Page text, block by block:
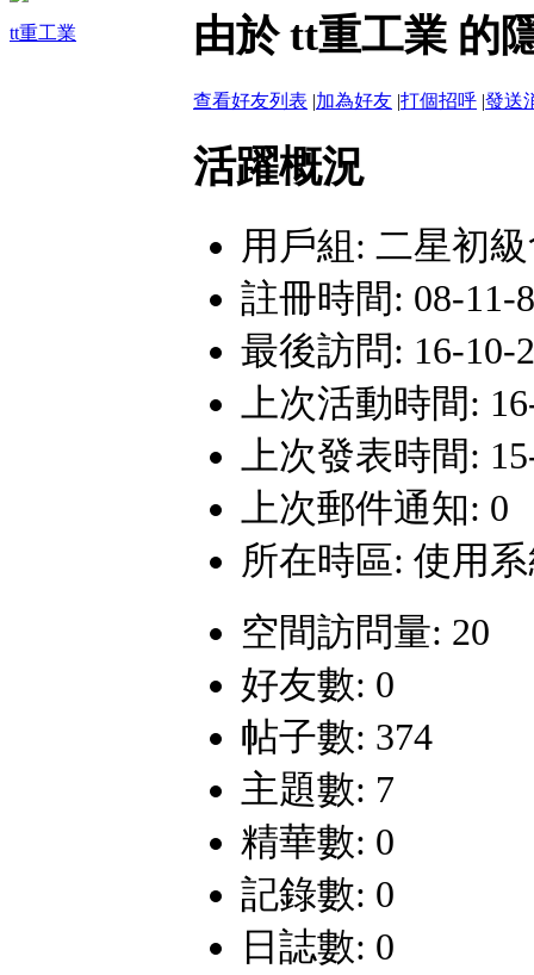
tt重工業 由於 tt重工業 的
查看好友列表 |加為好友 |打個招呼 |發送
活躍概況
用戶組: 二星初
註冊時間: 08-11-
最後訪問: 16-10-
上次活動時間:
上次發表時間:
上次郵件通知: 0
所在時區: 使用
空間訪問量: 20
好友數: 0
帖子數: 374
主題數: 7
精華數: 0
記錄數: 0
日誌數: 0